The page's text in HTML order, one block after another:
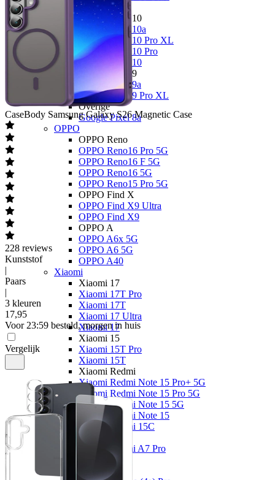
Google
Google Pixel 10
Google Pixel 10a
Google Pixel 10 Pro XL
Google Pixel 10 Pro
Google Pixel 10
Google Pixel 9
Google Pixel 9a
Google Pixel 9 Pro XL
Overige
Google Pixel 8a
OPPO
OPPO Reno
OPPO Reno16 Pro 5G
OPPO Reno16 F 5G
OPPO Reno16 5G
OPPO Reno15 Pro 5G
OPPO Find X
OPPO Find X9 Ultra
OPPO Find X9
OPPO A
OPPO A6x 5G
OPPO A6 5G
OPPO A40
Xiaomi
Xiaomi 17
Xiaomi 17T Pro
Xiaomi 17T
Xiaomi 17 Ultra
Xiaomi 17
Xiaomi 15
Xiaomi 15T Pro
Xiaomi 15T
Xiaomi Redmi
Xiaomi Redmi Note 15 Pro+ 5G
Xiaomi Redmi Note 15 Pro 5G
Xiaomi Redmi Note 15 5G
Xiaomi Redmi Note 15
Xiaomi Redmi 15C
Overige
Xiaomi Redmi A7 Pro
Nothing
Nothing
CaseBody Samsung Galaxy S26 Magnetic Case
228 reviews
Kunststof
|
Paars
|
3 kleuren
17,95
Voor 23:59 besteld, morgen in huis
Vergelijk